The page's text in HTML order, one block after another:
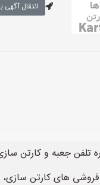
انتقال آگهی
تلفن جعبه و کارتن
فروشی های کارتن